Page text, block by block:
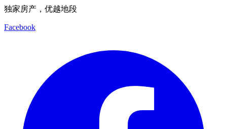
独家房产，优越地段
Facebook